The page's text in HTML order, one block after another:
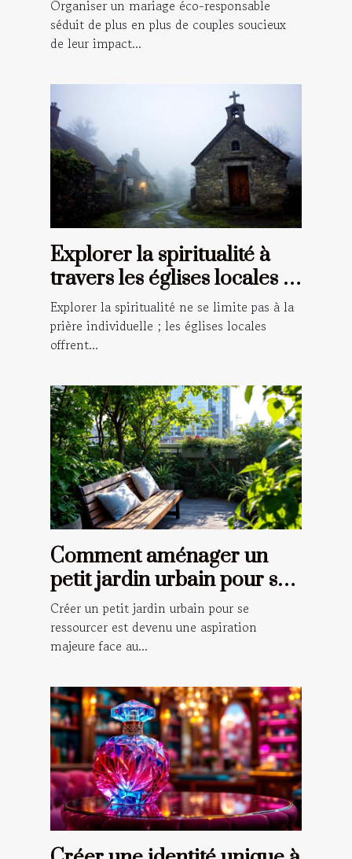
Organiser un mariage éco-responsable
séduit de plus en plus de couples soucieux
de leur impact...
Explorer la spiritualité à
travers les églises locales :
un guide pour les croyants
Explorer la spiritualité ne se limite pas à la
prière individuelle ; les églises locales
offrent...
Comment aménager un
petit jardin urbain pour se
ressourcer ?
Créer un petit jardin urbain pour se
ressourcer est devenu une aspiration
majeure face au...